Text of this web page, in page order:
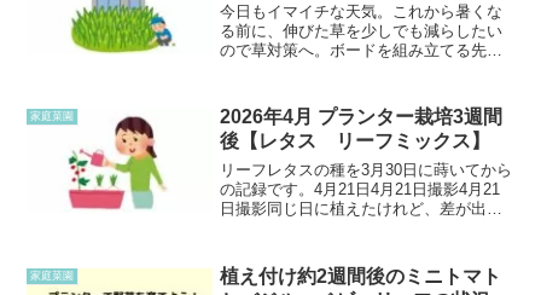
今日もイマイチな天気。これから暑くな
る前に、伸びた草を少しでも減らしたい
ので草対策へ。ボードを組み立てる先日
ぎゅうぎゅうに押し込まない方が良いそ
う先日少しだけ草取りした...
家庭菜園
2026年4月 プランター栽培3週間
後【レタス リーフミックス】
リーフレタスの種を3月30日に蒔いてから
の記録です。4月21日4月21日撮影4月21
日撮影同じ日に植えたけれど、差が出て
たりがあまり良くなかったのかもしれな
い。移植もや...
家庭菜園
植え付け約2週間後のミニトマト